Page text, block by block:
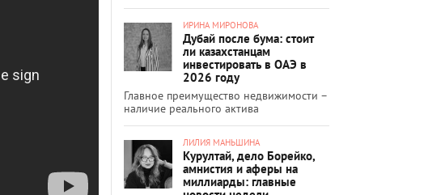
ИРИНА МИРОНОВА
Дубай после бума: стоит
ли казахстанцам
инвестировать в ОАЭ в
2026 году
Главное преимущество недвижимости –
наличие реального актива
ЛИЛИЯ МАНЬШИНА
Курултай, дело Борейко,
амнистия и аферы на
миллиарды: главные